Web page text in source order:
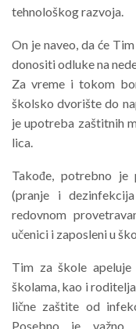
tehnološkog razvoja.
On je naveo, da će
donositi odluke na
Za vreme i tokom
školsko dvorište do
je upotreba zaštitnih
lica.
Takođe, potrebno
(pranje i
redovnom
učenici i zaposleni u
Tim za škole
školama, kao i
lične zaštite od
Posebno je važno